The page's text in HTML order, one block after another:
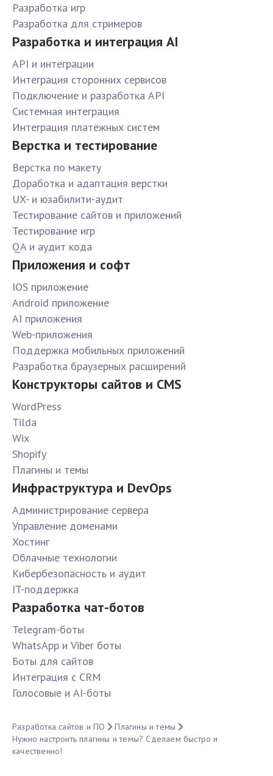
Разработка игр
Разработка для стримеров
Разработка и интеграция AI
API и интеграции
Интеграция сторонних сервисов
Подключение и разработка API
Системная интеграция
Интеграция платёжных систем
Верстка и тестирование
Верстка по макету
Доработка и адаптация верстки
UX- и юзабилити-аудит
Тестирование сайтов и приложений
Тестирование игр
QA и аудит кода
Приложения и софт
IOS приложение
Android приложение
AI приложения
Web-приложения
Поддержка мобильных приложений
Разработка браузерных расширений
Конструкторы сайтов и CMS
WordPress
Tilda
Wix
Shopify
Плагины и темы
Инфраструктура и DevOps
Администрирование сервера
Управление доменами
Хостинг
Облачные технологии
Кибербезопасность и аудит
IT-поддержка
Разработка чат-ботов
Telegram-боты
WhatsApp и Viber боты
Боты для сайтов
Интеграция с CRM
Голосовые и AI-боты
Разработка сайтов и ПО
Плагины и темы
Нужно настроить плагины и темы? Сделаем быстро и
качественно!